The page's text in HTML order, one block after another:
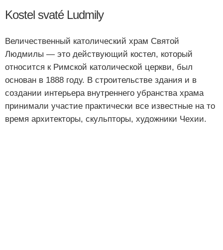
Kostel svaté Ludmily
Величественный католический храм Святой
Людмилы — это действующий костел, который
относится к Римской католической церкви, был
основан в 1888 году. В строительстве здания и в
создании интерьера внутреннего убранства храма
принимали участие практически все известные на то
время архитекторы, скульпторы, художники Чехии.